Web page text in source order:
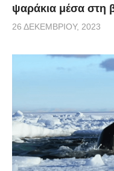
ψαράκια μέσα στη
26 ΔΕΚΕΜΒΡΊΟΥ, 2023